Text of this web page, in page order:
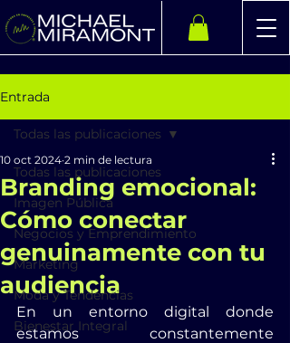
Entrada
Todas las publicaciones
Imagen Pública
Negocios y Emprendimiento
Marketing
Moda y Tendencias
Bienestar Integral
Todas las publicaciones
Branding emocional:
Cómo conectar
genuinamente con tu
audiencia
10 oct 2024 2 min de lectura
En un entorno digital donde
estamos constantemente